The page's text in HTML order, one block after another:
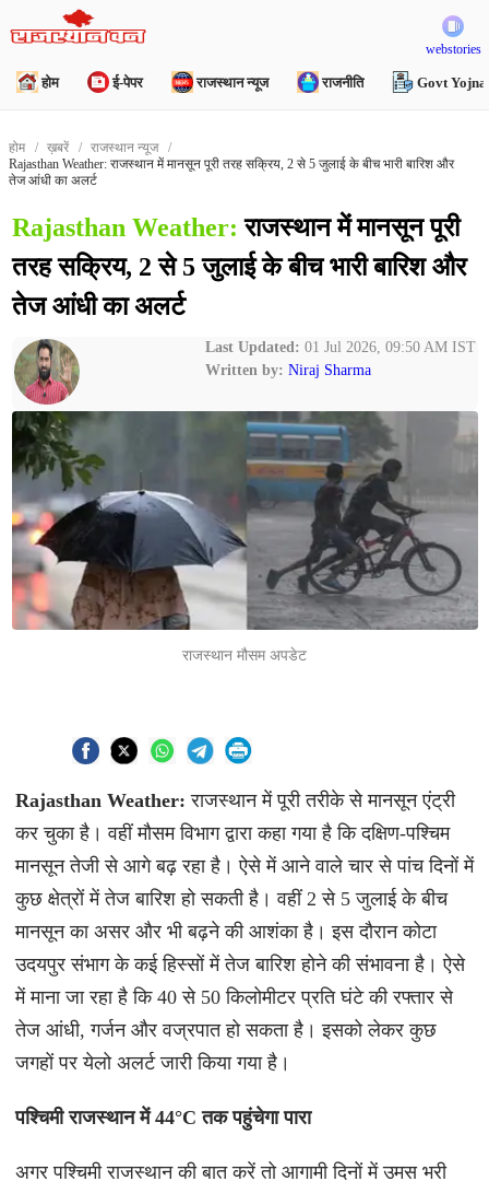
webstories
होम ई-पेपर राजस्थान न्यूज राजनीति Govt Yojna
होम ख़बरें
राजस्थान न्यूज
Rajasthan Weather: राजस्थान में मानसून पूरी तरह सक्रिय, 2 से 5 जुलाई के बीच भारी बारिश और
तेज आंधी का अलर्ट
Rajasthan Weather: राजस्थान में मानसून पूरी
तरह सक्रिय, 2 से 5 जुलाई के बीच भारी बारिश और
तेज आंधी का अलर्ट
Last Updated: 01 Jul 2026, 09:50 AM IST
Written by: Niraj Sharma
राजस्थान मौसम अपडेट
Rajasthan Weather: राजस्थान में पूरी तरीके से मानसून एंट्री
कर चुका है। वहीं मौसम विभाग द्वारा कहा गया है कि दक्षिण-पश्चिम
मानसून तेजी से आगे बढ़ रहा है। ऐसे में आने वाले चार से पांच दिनों में
कुछ क्षेत्रों में तेज बारिश हो सकती है। वहीं 2 से 5 जुलाई के बीच
मानसून का असर और भी बढ़ने की आशंका है। इस दौरान कोटा
उदयपुर संभाग के कई हिस्सों में तेज बारिश होने की संभावना है। ऐसे
में माना जा रहा है कि 40 से 50 किलोमीटर प्रति घंटे की रफ्तार से
तेज आंधी, गर्जन और वज्रपात हो सकता है। इसको लेकर कुछ
जगहों पर येलो अलर्ट जारी किया गया है।
पश्चिमी राजस्थान में 44°C तक पहुंचेगा पारा
अगर पश्चिमी राजस्थान की बात करें तो आगामी दिनों में उमस भरी